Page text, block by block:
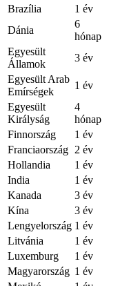
Brazília
1 év
Dánia
6
hónap
Egyesült
Államok
3 év
Egyesült Arab
Emírségek
1 év
Egyesült
Királyság
4
hónap
Finnország
1 év
Franciaország 2 év
Hollandia
1 év
India
1 év
Kanada
3 év
Kína
3 év
Lengyelország 1 év
Litvánia
1 év
Luxemburg
1 év
Magyarország 1 év